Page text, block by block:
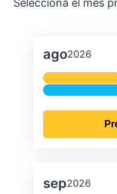
Selecciona el mes
ago2026
sep2026